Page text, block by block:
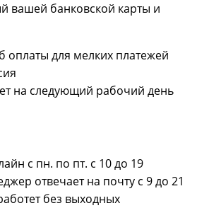
вашей банковской карты и
оплаты для мелких платежей
на следующий рабочий день
с пн. по пт. с 10 до 19
отвечает на почту с 9 до 21
без выходных